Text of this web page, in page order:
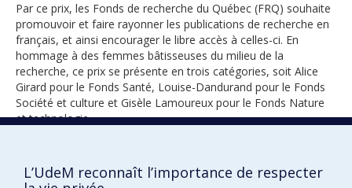
Par ce prix, les Fonds de recherche du Québec (FRQ) souhaite
promouvoir et faire rayonner les publications de recherche en
français, et ainsi encourager le libre accès à celles-ci. En
hommage à des femmes bâtisseuses du milieu de la
recherche, ce prix se présente en trois catégories, soit Alice
Girard pour le Fonds Santé, Louise-Dandurand pour le Fonds
Société et culture et Gisèle Lamoureux pour le Fonds Nature
et technologie.
2024
L’UdeM reconnaît l’importance de respecter